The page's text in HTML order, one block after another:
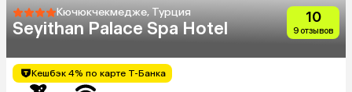
Кючюкчекмедже, Турция
Seyithan Palace Spa Hotel
10
9 отзывов
Кешбэк 4% по карте Т-Банка